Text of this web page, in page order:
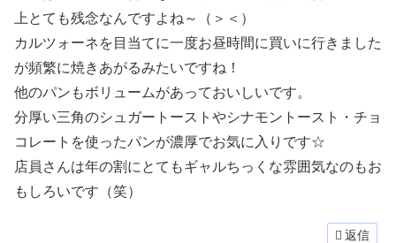
上とても残念なんですよね～（＞＜）
カルツォーネを目当てに一度お昼時間に買いに行きました
が頻繁に焼きあがるみたいですね！
他のパンもボリュームがあっておいしいです。
分厚い三角のシュガートーストやシナモントースト・チョ
コレートを使ったパンが濃厚でお気に入りです☆
店員さんは年の割にとてもギャルちっくな雰囲気なのもお
もしろいです（笑）
返信